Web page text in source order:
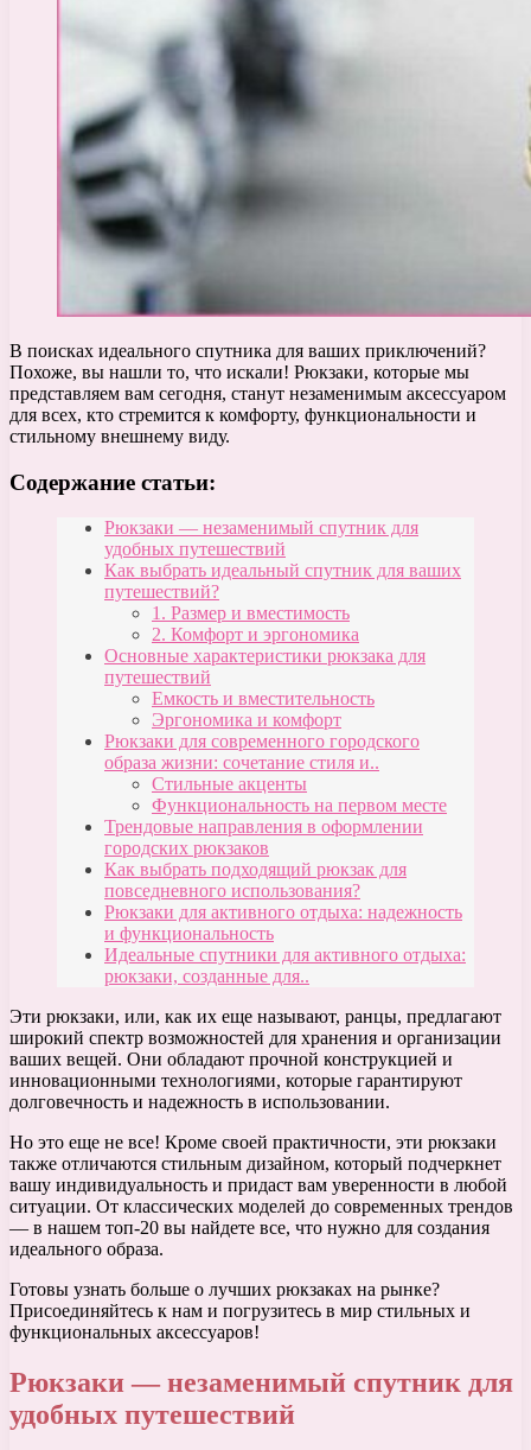
В поисках идеального спутника для ваших приключений?
Похоже, вы нашли то, что искали! Рюкзаки, которые мы
представляем вам сегодня, станут незаменимым аксессуаром
для всех, кто стремится к комфорту, функциональности и
стильному внешнему виду.
Содержание статьи:
Рюкзаки — незаменимый спутник для
удобных путешествий
Как выбрать идеальный спутник для ваших
путешествий?
1. Размер и вместимость
2. Комфорт и эргономика
Основные характеристики рюкзака для
путешествий
Емкость и вместительность
Эргономика и комфорт
Рюкзаки для современного городского
образа жизни: сочетание стиля и..
Стильные акценты
Функциональность на первом месте
Трендовые направления в оформлении
городских рюкзаков
Как выбрать подходящий рюкзак для
повседневного использования?
Рюкзаки для активного отдыха: надежность
и функциональность
Идеальные спутники для активного отдыха:
рюкзаки, созданные для..
Эти рюкзаки, или, как их еще называют, ранцы, предлагают
широкий спектр возможностей для хранения и организации
ваших вещей. Они обладают прочной конструкцией и
инновационными технологиями, которые гарантируют
долговечность и надежность в использовании.
Но это еще не все! Кроме своей практичности, эти рюкзаки
также отличаются стильным дизайном, который подчеркнет
вашу индивидуальность и придаст вам уверенности в любой
ситуации. От классических моделей до современных трендов
— в нашем топ-20 вы найдете все, что нужно для создания
идеального образа.
Готовы узнать больше о лучших рюкзаках на рынке?
Присоединяйтесь к нам и погрузитесь в мир стильных и
функциональных аксессуаров!
Рюкзаки — незаменимый спутник для
удобных путешествий